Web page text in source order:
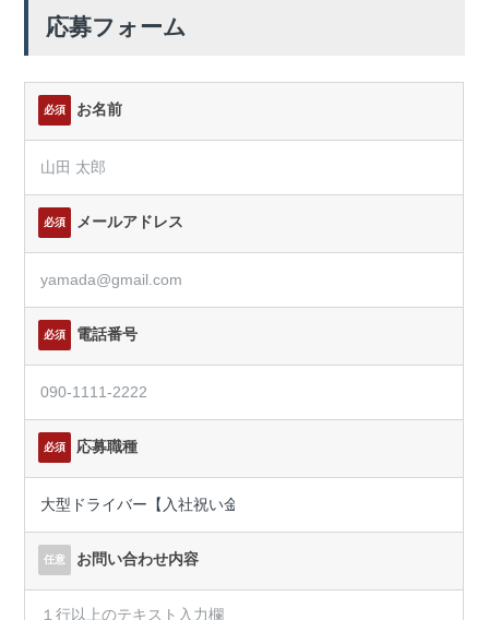
応募フォーム
必須 お名前
必須 メールアドレス
必須 電話番号
必須 応募職種
任意 お問い合わせ内容